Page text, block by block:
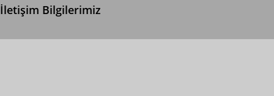
İletişim Bilgilerimiz